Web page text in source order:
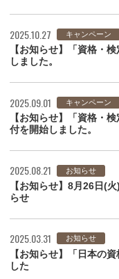
2025.10.27 キャンペーン
【お知らせ】「資格・
しました。
2025.09.01 キャンペーン
【お知らせ】「資格・
付を開始しました。
2025.08.21 お知らせ
【お知らせ】8月26日(
らせ
2025.03.31 お知らせ
【お知らせ】「日本の
した